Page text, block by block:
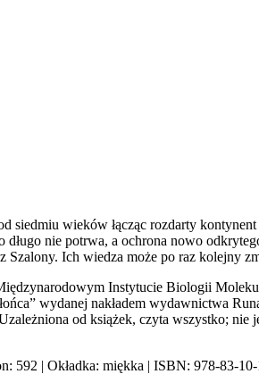
wieków łącząc rozdarty
długo nie potrwa, a ochrona nowo
Szalony. Ich wiedza może po raz kolejny
Instytucie Biologii
wydanej nakładem wydawnictwa
od książek, czyta wszystko;
592 | Okładka: miękka | ISBN: 978-83-